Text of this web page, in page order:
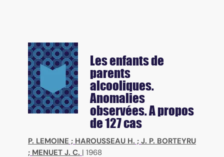
Les enfants de
parents
alcooliques.
Anomalies
observées. A propos
de 127 cas
P. LEMOINE ; HAROUSSEAU H. ; J. P. BORTEYRU
; MENUET J. C. | 1968